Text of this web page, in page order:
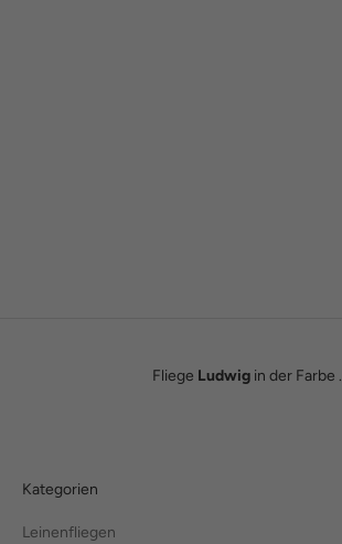
Fliege Ludwig in der Farbe .
Kategorien
Leinenfliegen